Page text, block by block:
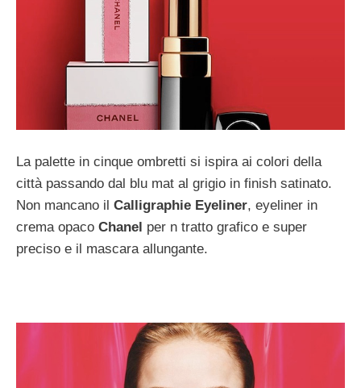
La palette in cinque ombretti si ispira ai colori della
città passando dal blu mat al grigio in finish satinato.
Non mancano il Calligraphie Eyeliner, eyeliner in
crema opaco Chanel per n tratto grafico e super
preciso e il mascara allungante.